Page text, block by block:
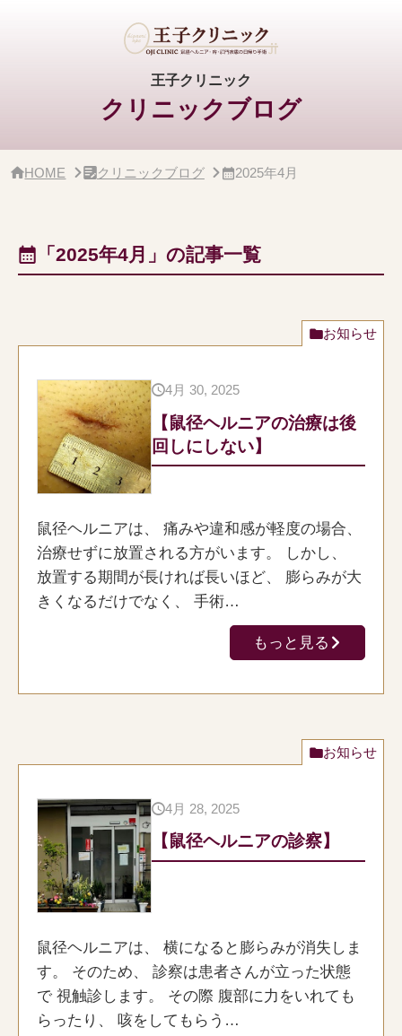
ク
王子クリニック
クリニックブログ
HOME クリニックブログ 2025年4月
「2025年4月」の記事一覧
お知らせ
4月 30, 2025
【鼠径ヘルニアの治療は後
回しにしない】
鼠径ヘルニアは、 痛みや違和感が軽度の場合、
治療せずに放置される方がいます。 しかし、
放置する期間が長ければ長いほど、 膨らみが大
きくなるだけでなく、 手術…
もっと見る
お知らせ
4月 28, 2025
【鼠径ヘルニアの診察】
鼠径ヘルニアは、 横になると膨らみが消失しま
す。 そのため、 診察は患者さんが立った状態
で 視触診します。 その際 腹部に力をいれても
らったり、 咳をしてもらう…